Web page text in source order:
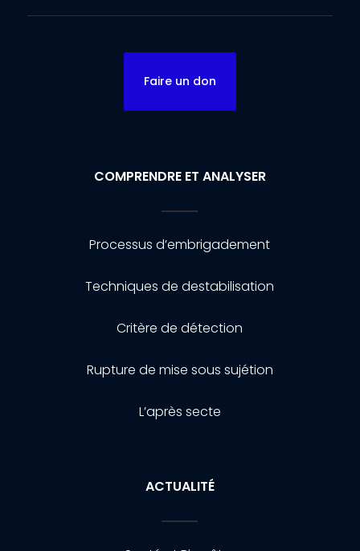
Faire un don
COMPRENDRE ET ANALYSER
Processus d’embrigadement
Techniques de destabilisation
Critère de détection
Rupture de mise sous sujétion
L’après secte
ACTUALITÉ